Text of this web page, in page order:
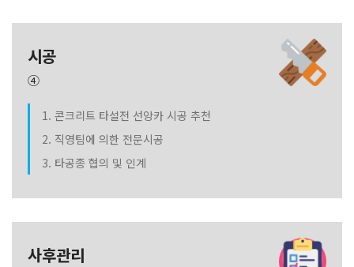
시공
④
1. 콘크리트 타설전 선앙카 시공 추천
2. 직영팀에 의한 전문시공
3. 타공종 협의 및 인계
사후관리